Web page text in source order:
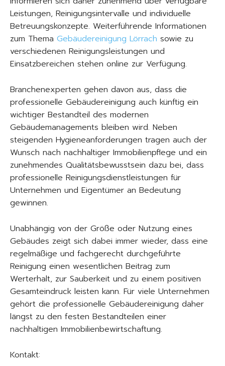
Leistungen, Reinigungsintervalle und individuelle
Betreuungskonzepte. Weiterführende Informationen
zum Thema Gebäudereinigung Lörrach sowie zu
verschiedenen Reinigungsleistungen und
Einsatzbereichen stehen online zur Verfügung.
Branchenexperten gehen davon aus, dass die
professionelle Gebäudereinigung auch künftig ein
wichtiger Bestandteil des modernen
Gebäudemanagements bleiben wird. Neben
steigenden Hygieneanforderungen tragen auch der
Wunsch nach nachhaltiger Immobilienpflege und ein
zunehmendes Qualitätsbewusstsein dazu bei, dass
professionelle Reinigungsdienstleistungen für
Unternehmen und Eigentümer an Bedeutung
gewinnen.
Unabhängig von der Größe oder Nutzung eines
Gebäudes zeigt sich dabei immer wieder, dass eine
regelmäßige und fachgerecht durchgeführte
Reinigung einen wesentlichen Beitrag zum
Werterhalt, zur Sauberkeit und zu einem positiven
Gesamteindruck leisten kann. Für viele Unternehmen
gehört die professionelle Gebäudereinigung daher
längst zu den festen Bestandteilen einer
nachhaltigen Immobilienbewirtschaftung.
Kontakt: